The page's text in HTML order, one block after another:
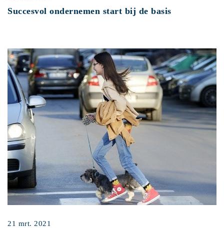
Succesvol ondernemen start bij de basis
21 mrt. 2021